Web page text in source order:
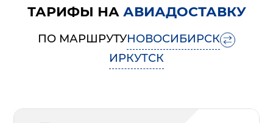
ТАРИФЫ НА АВИАДОСТАВКУ
ПО МАРШРУТУНОВОСИБИРСК
ИРКУТСК